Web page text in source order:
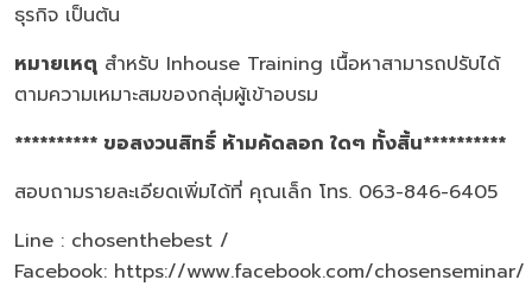
ธุรกิจ เป็นต้น
หมายเหตุ สำหรับ Inhouse Training เนื้อหาสามารถปรับได้
ตามความเหมาะสมของกลุ่มผู้เข้าอบรม
********** ขอสงวนสิทธิ์ ห้ามคัดลอก ใดๆ ทั้งสิ้น**********
สอบถามรายละเอียดเพิ่มได้ที่ คุณเล็ก โทร. 063-846-6405
Line : chosenthebest /
Facebook: https://www.facebook.com/chosenseminar/